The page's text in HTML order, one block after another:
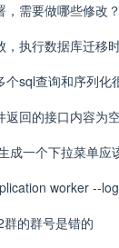
，需要做哪些修改？
，执行数据库迁移
个sql查询和序列化
返回的接口内容为
成一个下拉菜单应
worker --
的群号是错的